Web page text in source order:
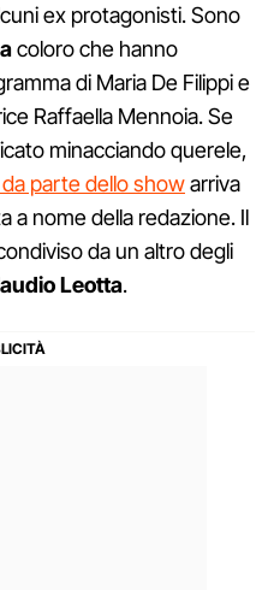
ex protagonisti. Sono
coloro che hanno
di Maria De Filippi e
Raffaella Mennoia. Se
minacciando querele,
parte dello showarriva
a nome della redazione. Il
da un altro degli
Leotta.